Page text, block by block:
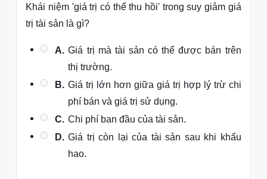
Khái niệm 'giá trị có thể thu hồi' trong suy giảm giá
trị tài sản là gì?
A. Giá trị mà tài sản có thể được bán trên
thị trường.
B. Giá trị lớn hơn giữa giá trị hợp lý trừ chi
phí bán và giá trị sử dụng.
C. Chi phí ban đầu của tài sản.
D. Giá trị còn lại của tài sản sau khi khấu
hao.